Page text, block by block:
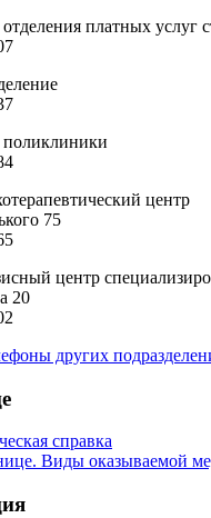
отделения платных услуг
поликлиники
центр
75
центр
20
других
справка
Виды оказываемой